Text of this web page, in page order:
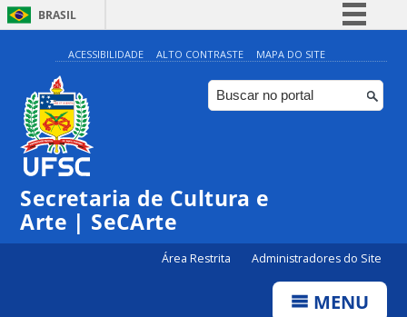
BRASIL
Simplifique!
Comunica BR
Participe
ACESSIBILIDADE ALTO CONTRASTE MAPA DO SITE
Secretaria de Cultura e
Arte | SeCArte
Área Restrita Administradores do Site
MENU
0:00
1:00